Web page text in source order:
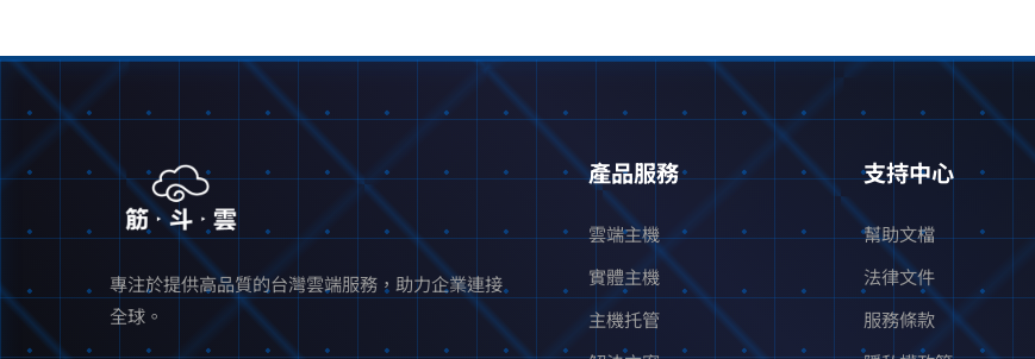
專注於提供高品質的台灣雲端服務，助力企業連接
全球。
產品服務
雲端主機
實體主機
主機托管
支持中心
幫助文檔
法律文件
服務條款